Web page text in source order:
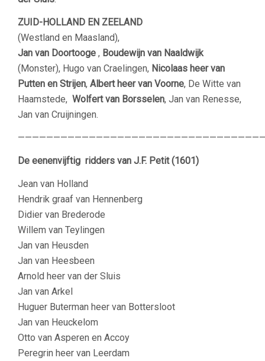
ZUID-HOLLAND EN ZEELAND
(Westland en Maasland),
Jan van Doortooge , Boudewijn van Naaldwijk
(Monster), Hugo van Craelingen, Nicolaas heer van
Putten en Strijen, Albert heer van Voorne, De Witte van
Haamstede, Wolfert van Borsselen, Jan van Renesse,
Jan van Cruijningen.
De eenenvijftig ridders van J.F. Petit (1601)
Jean van Holland
Hendrik graaf van Hennenberg
Didier van Brederode
Willem van Teylingen
Jan van Heusden
Jan van Heesbeen
Arnold heer van der Sluis
Jan van Arkel
Huguer Buterman heer van Bottersloot
Jan van Heuckelom
Otto van Asperen en Accoy
Peregrin heer van Leerdam